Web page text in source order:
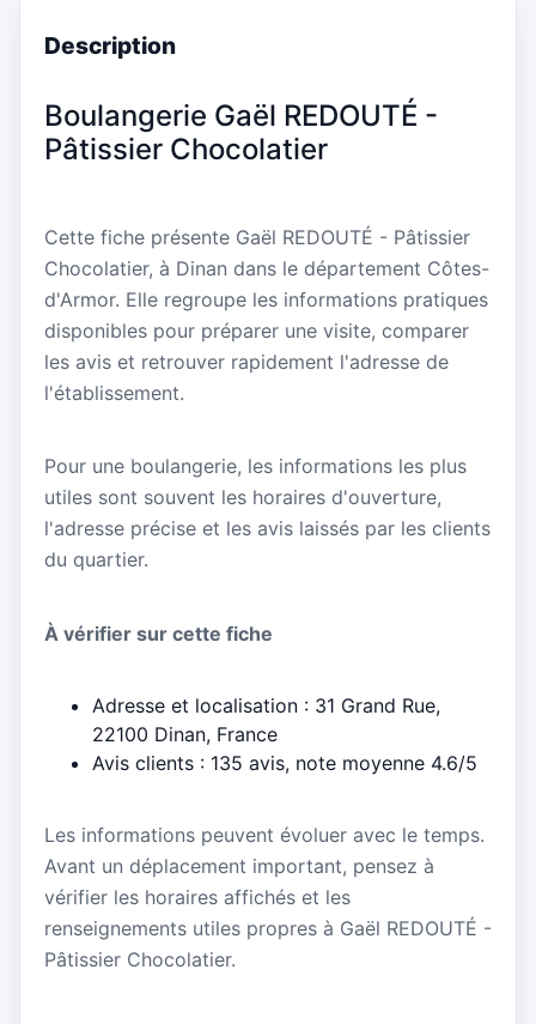
Description
Boulangerie Gaël REDOUTÉ -
Pâtissier Chocolatier
Cette fiche présente Gaël REDOUTÉ - Pâtissier
Chocolatier, à Dinan dans le département Côtes-
d'Armor. Elle regroupe les informations pratiques
disponibles pour préparer une visite, comparer
les avis et retrouver rapidement l'adresse de
l'établissement.
Pour une boulangerie, les informations les plus
utiles sont souvent les horaires d'ouverture,
l'adresse précise et les avis laissés par les clients
du quartier.
À vérifier sur cette fiche
Adresse et localisation : 31 Grand Rue,
22100 Dinan, France
Avis clients : 135 avis, note moyenne 4.6/5
Les informations peuvent évoluer avec le temps.
Avant un déplacement important, pensez à
vérifier les horaires affichés et les
renseignements utiles propres à Gaël REDOUTÉ -
Pâtissier Chocolatier.